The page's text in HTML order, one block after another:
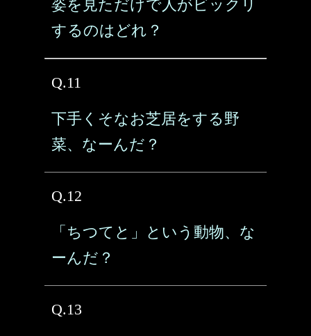
姿を見ただけで人がビックリ
するのはどれ？
Q.11
下手くそなお芝居をする野
菜、なーんだ？
Q.12
「ちつてと」という動物、な
ーんだ？
Q.13